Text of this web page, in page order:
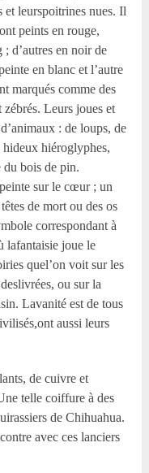
et leurspoitrines nues. Il
peints en rouge,
; d’autres en noir de
en blanc et l’autre
marqués comme des
zébrés. Leurs joues et
: de loups, de
hideux hiéroglyphes,
du bois de pin.
sur le cœur ; un
de mort ou des os
correspondant à
lafantaisie joue le
quel’on voit sur les
ou sur la
Lavanité est de tous
aussi leurs
de cuivre et
telle coiffure à des
de Chihuahua.
avec ces lanciers